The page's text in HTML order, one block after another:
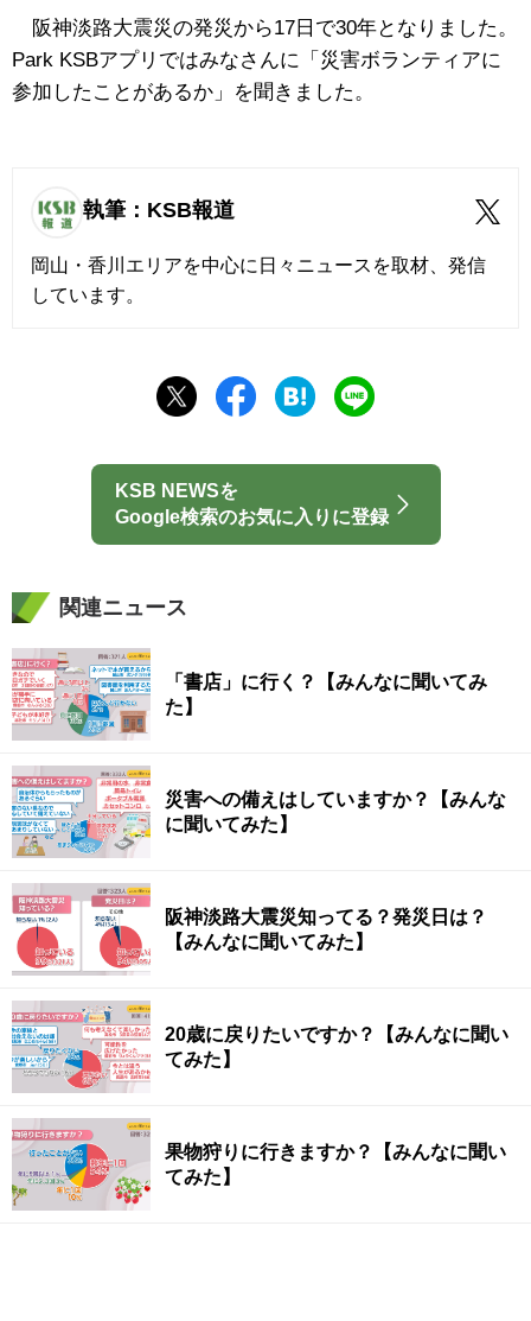
阪神淡路大震災の発災から17日で30年となりました。
Park KSBアプリではみなさんに「災害ボランティアに
参加したことがあるか」を聞きました。
執筆：KSB報道
岡山・香川エリアを中心に日々ニュースを取材、発信
しています。
KSB NEWSを
Google検索のお気に入りに登録
関連ニュース
「書店」に行く？【みんなに聞いてみ
た】
災害への備えはしていますか？【みんな
に聞いてみた】
阪神淡路大震災知ってる？発災日は？
【みんなに聞いてみた】
20歳に戻りたいですか？【みんなに聞い
てみた】
果物狩りに行きますか？【みんなに聞い
てみた】